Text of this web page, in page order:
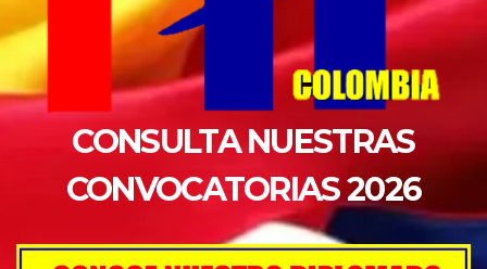
CONSULTA NUESTRAS
CONVOCATORIAS 2026